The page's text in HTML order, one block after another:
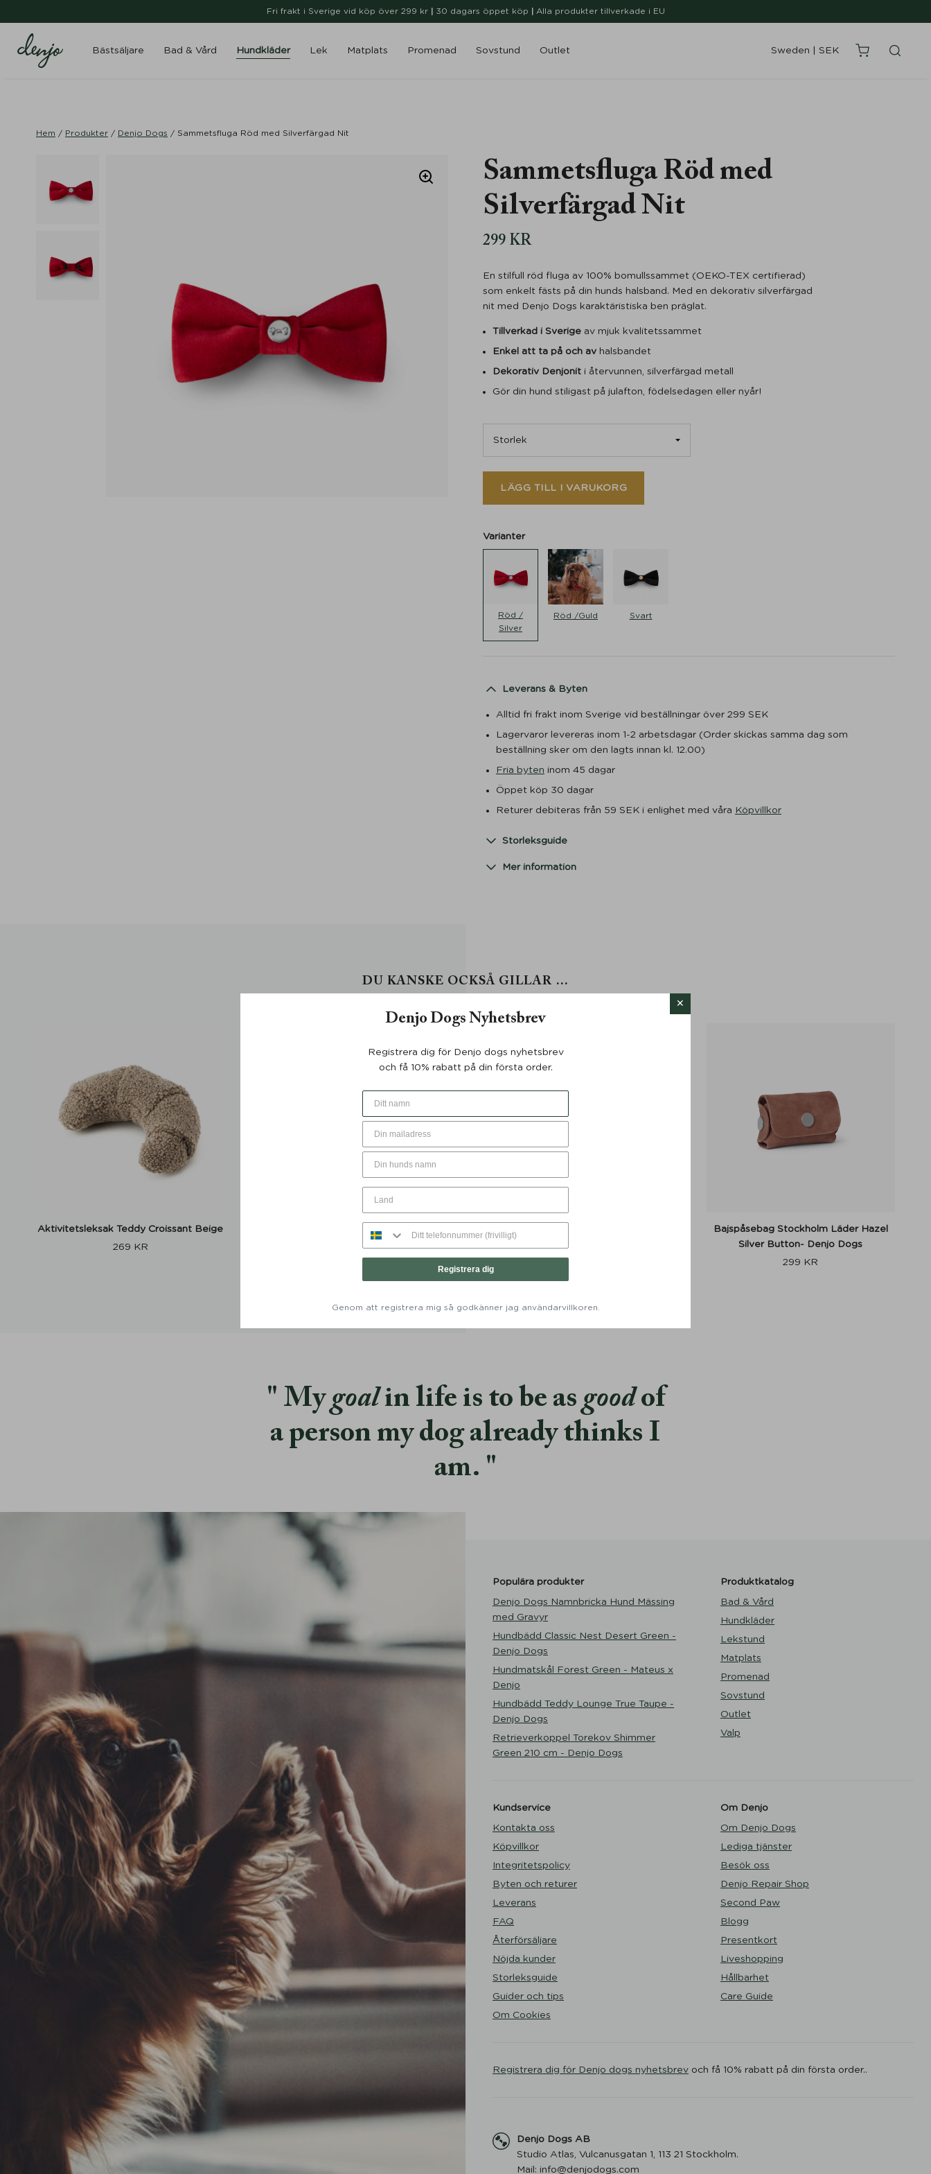
Fri frakt i Sverige vid köp över 299 kr 30 dagars öppet köp Alla produkter tillverkade i EU
Bästsäljare Bad & Vård Hundkläder Lek Matplats Promenad Sovstund Outlet Sweden SEK
Hem / Produkter / Denjo Dogs / Sammetsfluga Röd med Silverfärgad Nit
Sammetsfluga Röd med
Silverfärgad Nit
299 KR
En stilfull röd fluga av 100% bomullssammet (OEKO-TEX certifierad)
som enkelt fästs på din hunds halsband. Med en dekorativ silverfärgad
nit med Denjo Dogs karaktäristiska ben präglat.
Tillverkad i Sverige av mjuk kvalitetssammet
Enkel att ta på och av halsbandet
Dekorativ Denjonit i återvunnen, silverfärgad metall
Gör din hund stiligast på julafton, födelsedagen eller nyår!
LÄGG TILL I VARUKORG
Varianter
Röd /
Silver
Röd /Guld Svart
Leverans & Byten
Alltid fri frakt inom Sverige vid beställningar över 299 SEK
Lagervaror levereras inom 1-2 arbetsdagar (Order skickas samma dag som
beställning sker om den lagts innan kl. 12.00)
Fria byten inom 45 dagar
Öppet köp 30 dagar
Returer debiteras från 59 SEK i enlighet med våra Köpvillkor
Storleksguide
Mer information
DU KANSKE OCKSÅ GILLAR …
Aktivitetsleksak Teddy Croissant Beige
269 KR
Bajspåsebag Stockholm Läder Dark
Bajspåsebag Stockholm Läder Hazel
Silver Button- Denjo Dogs
299 KR
My goalin life is to be as goodof
a person my dog already thinks I
am.
Populära produkter
Denjo Dogs Namnbricka Hund Mässing
med Gravyr
Hundbädd Classic Nest Desert Green -
Denjo Dogs
Hundmatskål Forest Green - Mateus x
Denjo
Hundbädd Teddy Lounge True Taupe -
Denjo Dogs
Retrieverkoppel Torekov Shimmer
Green 210 cm - Denjo Dogs
Produktkatalog
Bad & Vård
Hundkläder
Lekstund
Matplats
Promenad
Sovstund
Outlet
Valp
Kundservice
Kontakta oss
Köpvillkor
Integritetspolicy
Byten och returer
Leverans
FAQ
Återförsäljare
Nöjda kunder
Storleksguide
Guider och tips
Om Cookies
Om Denjo
Om Denjo Dogs
Lediga tjänster
Besök oss
Denjo Repair Shop
Second Paw
Blogg
Presentkort
Liveshopping
Hållbarhet
Care Guide
Registrera dig för Denjo dogs nyhetsbrev och få 10% rabatt på din första order..
Denjo Dogs AB
Studio Atlas, Vulcanusgatan 1, 113 21 Stockholm.
Mail: info@denjodogs.com
Denjo Dogs Nyhetsbrev
Registrera dig för Denjo dogs nyhetsbrev
och få 10% rabatt på din första order.
Registrera dig
Genom att registrera mig så godkänner jag användarvillkoren.